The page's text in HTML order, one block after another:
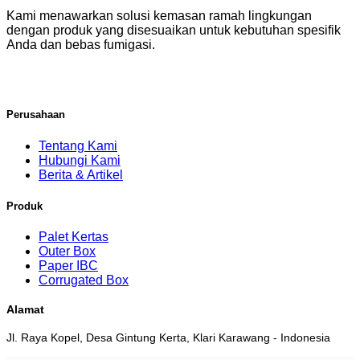
Kami menawarkan solusi kemasan ramah lingkungan
dengan produk yang disesuaikan untuk kebutuhan spesifik
Anda dan bebas fumigasi.
Perusahaan
Tentang Kami
Hubungi Kami
Berita & Artikel
Produk
Palet Kertas
Outer Box
Paper IBC
Corrugated Box
Alamat
Jl. Raya Kopel, Desa Gintung Kerta, Klari Karawang - Indonesia